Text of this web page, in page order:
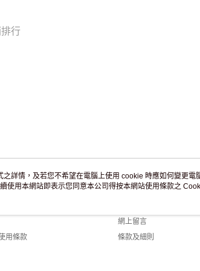
行
用條款
客戶服務
網上留言
條款及細則
詳情，及若您不希望在電腦上使用 cookie 時應如何變更電
使用本網站即表示您同意本公司得按本網站使用條款之